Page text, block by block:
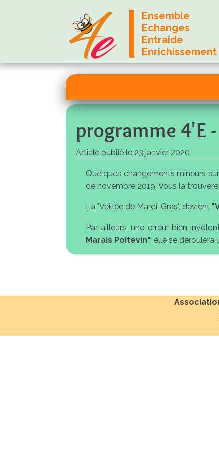
Ensemble
Echanges
Entraide
Enrichissement
programme 4'E
Article publié le 23 janvier 2020
Quelques changements mineurs
de novembre 2019. Vous la
La "Veillée de Mardi-Gras", devient
Par ailleurs, une erreur bien
Marais Poitevin" , elle se déroulera